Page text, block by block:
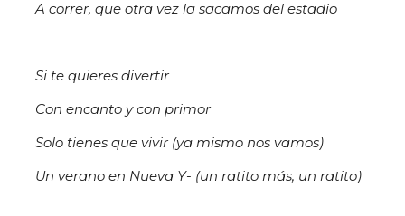
A correr, que otra vez la sacamos del estadio
Si te quieres divertir
Con encanto y con primor
Solo tienes que vivir (ya mismo nos vamos)
Un verano en Nueva Y- (un ratito más, un ratito)